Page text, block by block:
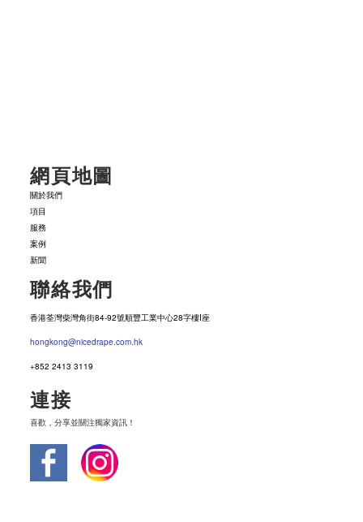
網頁地圖
關於我們
項目
服務
案例
新聞
聯絡我們
香港荃灣柴灣角街84-92號順豐工業中心28字樓I座
hongkong@nicedrape.com.hk
+852 2413 3119
連接
喜歡，分享並關注獨家資訊！